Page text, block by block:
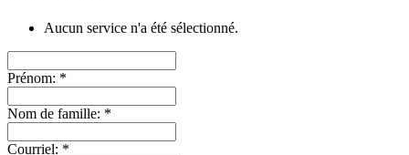
Aucun service n'a été sélectionné.
Prénom: *
Nom de famille: *
Courriel: *